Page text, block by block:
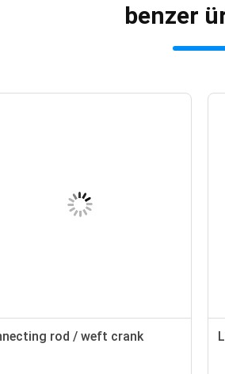
benzer
rod / weft crank